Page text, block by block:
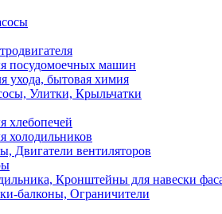
посудомоечных машин
ухода, бытовая химия
Улитки, Крыльчатки
хлебопечей
холодильников
Двигатели вентиляторов
Кронштейны для навески
балконы, Ограничители